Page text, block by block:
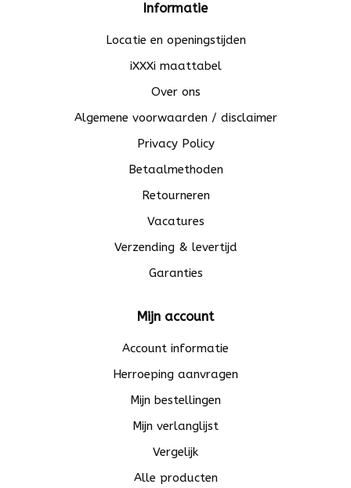
Informatie
Locatie en openingstijden
iXXXi maattabel
Over ons
Algemene voorwaarden / disclaimer
Privacy Policy
Betaalmethoden
Retourneren
Vacatures
Verzending & levertijd
Garanties
Mijn account
Account informatie
Herroeping aanvragen
Mijn bestellingen
Mijn verlanglijst
Vergelijk
Alle producten